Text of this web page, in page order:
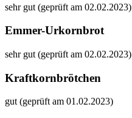
sehr gut (geprüft am 02.02.2023)
Emmer-Urkornbrot
sehr gut (geprüft am 02.02.2023)
Kraftkornbrötchen
gut (geprüft am 01.02.2023)